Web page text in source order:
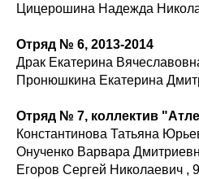
Цицерошина Надежда
Отряд № 6, 2013-2014
Драк Екатерина
Пронюшкина Екатерина
Отряд № 7, коллектив
Константинова Татьяна
Онученко Варвара
Егоров Сергей Николаевич ,